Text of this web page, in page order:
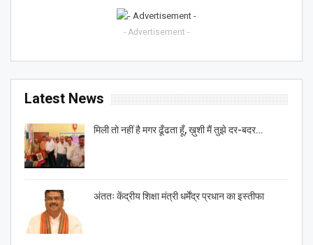
- Advertisement -
Latest News
मिली तो नहीं है मगर ढूँढता हूँ, ख़ुशी मैं तुझे दर-बदर…
अंततः केंद्रीय शिक्षा मंत्री धर्मेंद्र प्रधान का इस्तीफा